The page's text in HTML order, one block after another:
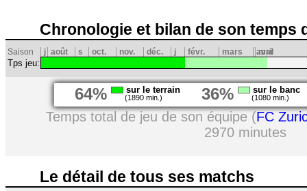
Chronologie et bilan de son temps
Saison j août s oct. nov. déc. j févr. mars avril
mai
Tps jeu:
64% sur le terrain
(1890 min.) 36% sur le banc
(1080 min.)
Temps total de jeu de son équipe (FC
2970 minutes
Le détail de tous ses matchs